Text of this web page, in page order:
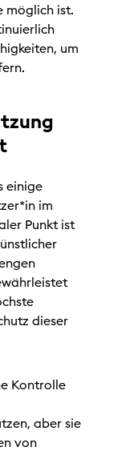
möglich ist.
um
einige
im
Punkt ist
dieser
Kontrolle
aber sie
von